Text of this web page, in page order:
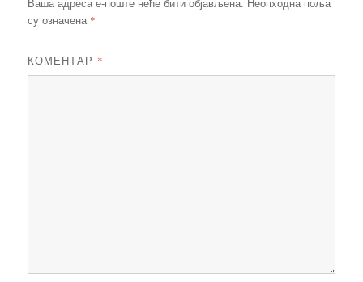
Ваша адреса е-поште неће бити објављена.
Неопходна поља
су означена *
КОМЕНТАР *